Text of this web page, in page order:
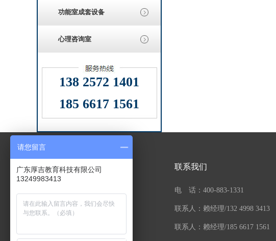
功能室成套设备
心理咨询室
138 2572 1401
185 6617 1561
快捷导航
新品展示 产品中心
企业风采 厚吉动态
联系我们
电 话：400-883-1331
联系人：赖经理/132 4998 3413
联系人：赖经理/185 6617 1561
请您留言
广东厚吉教育科技有限公司
13249983413